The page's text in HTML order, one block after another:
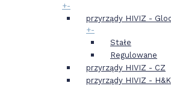
+-
przyrządy HIVIZ -
+-
Stałe
Regulowane
przyrządy HIVIZ - CZ
przyrządy HIVIZ - H&K